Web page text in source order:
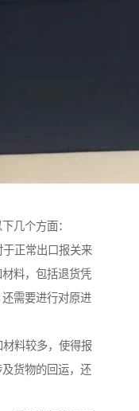
几个方面：
正常出口报关来
料，包括退货凭
需要进行对原进
料较多，使得报
货物的回运，还